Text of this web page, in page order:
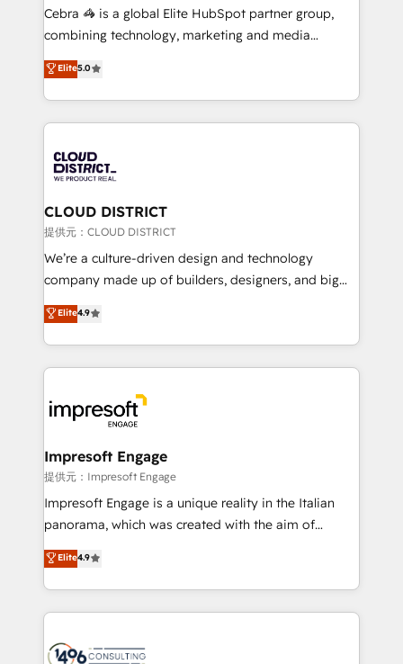
boost with a new HubSpot site Recognized leaders:
🏆 HubSpot Platform Migration Impact Award 🏆
Inbound Campaign of the Year 🏆 Gold AVA Digital
Award for Best Website 🌟 Accreditations: CRM
Cebra 🦓 is a global Elite HubSpot partner group,
combining technology, marketing and media
expertise across Latin America and Southern
Europe, with teams across 7 countries. Born in Chile,
we combine local insight with international reach to
help businesses grow through technology, creativity,
500+ HubSpot implementations, building end-to-
end solutions that integrate CRM, AI automation,
inbound and loop marketing, content, and digital
creativity. Our multicultural team works in Spanish,
Portuguese, and English to design scalable strategies
that drive measurable growth. 🌎 Highlights: • 10+
Platform Migration Excellence. • Top 3 Partner of the
Year LATAM 2022, 2023, 2024, 2025. • Partner of the
business with HubSpot? Let Cebra’s experts help
you grow faster, smarter, and with impact.
Elite5.0
CLOUD DISTRICT
提供元：CLOUD DISTRICT
We’re a culture-driven design and technology
company made up of builders, designers, and big
thinkers. We blend strategy, design, and
development—always fueled by curiosity—to turn
ideas, opportunities, and challenges into meaningful
experiences. To us, technology is more than just
and—most importantly—simple. That’s why we lean
into bold ideas and shape them into thoughtful
products and strategies that actually make a
difference.
Elite4.9
Impresoft Engage
提供元：Impresoft Engage
Impresoft Engage is a unique reality in the Italian
panorama, which was created with the aim of
putting Customer Experience at the center by
creating digital environments capable of integrating
people, processes and data. We offer the best
digital solutions on the market, ranging from CRM
marketing automation to online and offline sales
Elite4.9